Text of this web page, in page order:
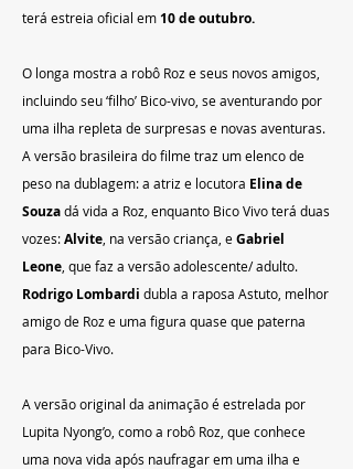
terá estreia oficial em 10 de outubro.
O longa mostra a robô Roz e seus novos amigos,
incluindo seu ‘filho’ Bico-vivo, se aventurando por
uma ilha repleta de surpresas e novas aventuras.
A versão brasileira do filme traz um elenco de
peso na dublagem: a atriz e locutora Elina de
Souza dá vida a Roz, enquanto Bico Vivo terá duas
vozes: Alvite , na versão criança, e Gabriel
Leone , que faz a versão adolescente/ adulto.
Rodrigo Lombardi dubla a raposa Astuto, melhor
amigo de Roz e uma figura quase que paterna
para Bico-Vivo.
A versão original da animação é estrelada por
Lupita Nyong’o, como a robô Roz, que conhece
uma nova vida após naufragar em uma ilha e